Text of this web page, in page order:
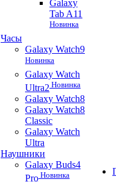
Galaxy
Tab A11
Новинка
Часы
Galaxy Watch9
Новинка
Galaxy Watch
Ultra2 Новинка
Galaxy Watch8
Galaxy Watch8
Classic
Galaxy Watch
Ultra
Наушники
Galaxy Buds4
Pro Новинка